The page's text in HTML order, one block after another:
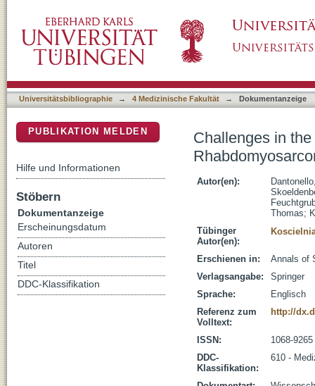
Universitätsbibliographie → 4 Medizinische Fakultät → Dokumentanzeige
Challenges in
Autor(en):
Thomas;
Tübinger
Autor(en):
Erschienen in:
Annals of
Verlagsangabe:
Springer
Sprache:
Englisch
Referenz zum
Volltext:
http://
ISSN:
1068-9265
DDC-
Klassifikation:
610 -
PUBLIKATION MELDEN
Hilfe und Informationen
Stöbern
Dokumentanzeige
Erscheinungsdatum
Autoren
Titel
DDC-Klassifikation